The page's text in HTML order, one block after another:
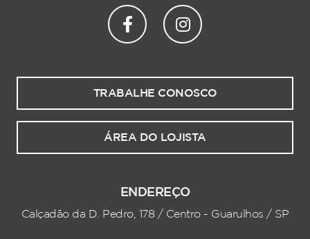
TRABALHE CONOSCO
ÁREA DO LOJISTA
ENDEREÇO
Calçadão da D. Pedro, 178 / Centro - Guarulhos / SP